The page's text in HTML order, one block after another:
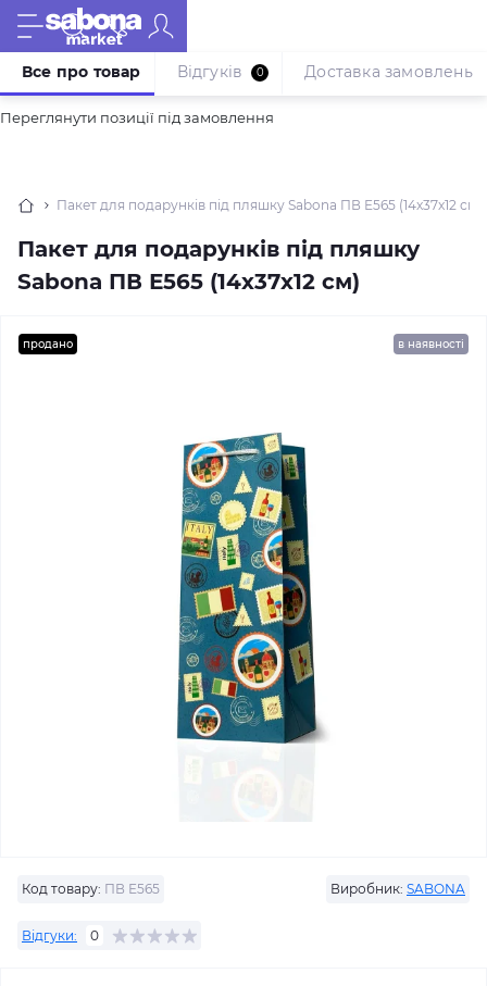
Переглянути позиції під замовлення
Пакет для подарунків під пляшку Sabona ПВ Е565 (14x37x12 см)
Пакет для подарунків під пляшку
Sabona ПВ Е565 (14x37x12 см)
Все про товар Відгуків 0 Доставка замовлень
продано в наявності
Код товару: ПВ Е565 Виробник: SABONA
Відгуки: 0